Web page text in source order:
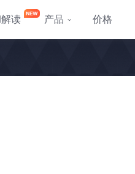
解读 产品 价格